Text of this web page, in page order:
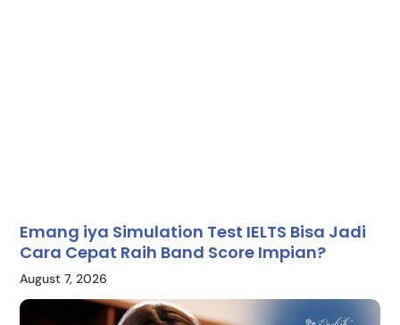
Emang iya Simulation Test IELTS Bisa Jadi
Cara Cepat Raih Band Score Impian?
August 7, 2026